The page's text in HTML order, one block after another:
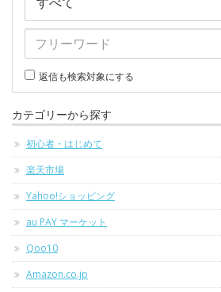
返信も検索対象にする
カテゴリーから探す
初心者・はじめて
楽天市場
Yahoo!ショッピング
au PAY マーケット
Qoo10
Amazon.co.jp